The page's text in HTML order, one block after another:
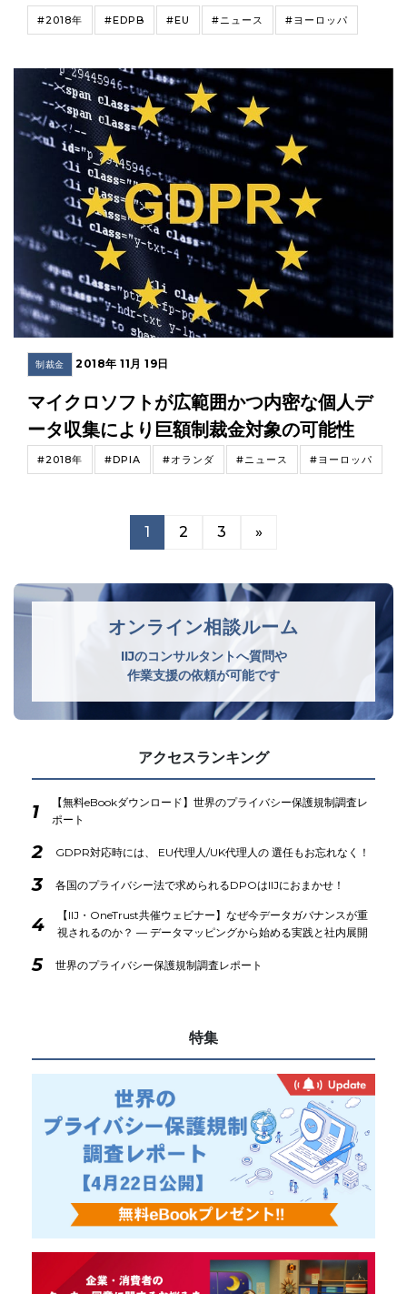
#2018年 #EDPB #EU #ニュース #ヨーロッパ
制裁金 2018年 11月 19日
マイクロソフトが広範囲かつ内密な個人デ
ータ収集により巨額制裁金対象の可能性
#2018年 #DPIA #オランダ #ニュース #ヨーロッパ
1 2 3 »
オンライン相談ルーム
IIJのコンサルタントへ質問や
作業支援の依頼が可能です
アクセスランキング
1
【無料eBookダウンロード】世界のプライバシー保護規制調査レ
ポート
2 GDPR対応時には、 EU代理人/UK代理人の 選任もお忘れなく！
3 各国のプライバシー法で求められるDPOはIIJにおまかせ！
4
【IIJ・OneTrust共催ウェビナー】なぜ今データガバナンスが重
視されるのか？ ― データマッピングから始める実践と社内展開
5 世界のプライバシー保護規制調査レポート
特集